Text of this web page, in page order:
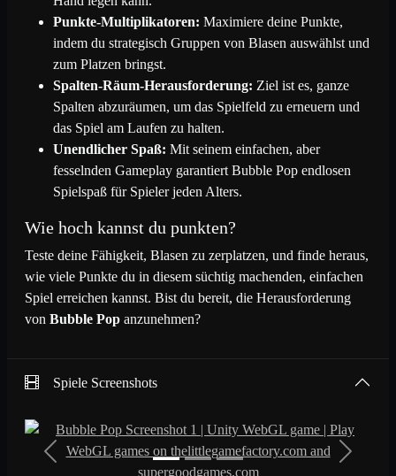
Hulk Hogan 2023/09/16
20 35 Thranduil 2023/09/16
20 35 Party Starty 2023/09/16
sdfdfdsfsfsfsfs
21 30 Just Jenny 2023/09/16
21 30 Peter Pan 2000
22 25 2023/09/16
22 25 Jakob Sandmann 2023/09/16
Punkte-Multiplikatoren: Maximiere deine Punkte,
indem du strategisch Gruppen von Blasen auswählst und
zum Platzen bringst.
Spalten-Räum-Herausforderung: Ziel ist es, ganze
Spalten abzuräumen, um das Spielfeld zu erneuern und
das Spiel am Laufen zu halten.
Unendlicher Spaß: Mit seinem einfachen, aber
fesselnden Gameplay garantiert Bubble Pop endlosen
Spielspaß für Spieler jeden Alters.
Wie hoch kannst du punkten?
Teste deine Fähigkeit, Blasen zu zerplatzen, und finde heraus,
wie viele Punkte du in diesem süchtig machenden, einfachen
Spiel erreichen kannst. Bist du bereit, die Herausforderung
von Bubble Pop anzunehmen?
Spiele Screenshots
Previous Next